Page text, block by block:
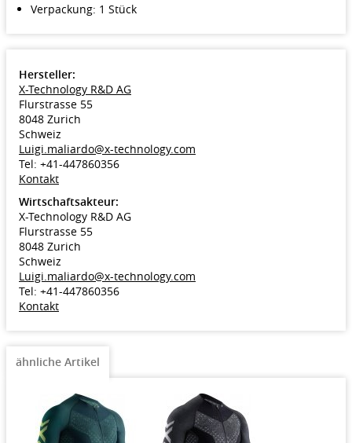
Verpackung: 1 Stück
Hersteller:
X-Technology R&D AG
Flurstrasse 55
8048 Zurich
Schweiz
Luigi.maliardo@x-technology.com
Tel: +41-447860356
Kontakt
Wirtschaftsakteur:
X-Technology R&D AG
Flurstrasse 55
8048 Zurich
Schweiz
Luigi.maliardo@x-technology.com
Tel: +41-447860356
Kontakt
ähnliche Artikel